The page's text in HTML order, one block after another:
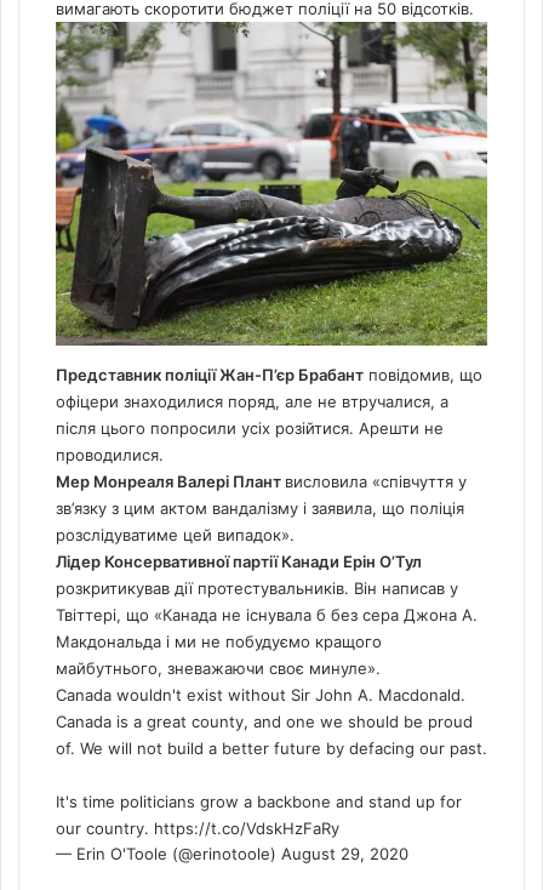
вимагають скоротити бюджет поліції на 50 відсотків.
Представник поліції Жан-П’єр Брабант повідомив, що
офіцери знаходилися поряд, але не втручалися, а
після цього попросили усіх розійтися. Арешти не
проводилися.
Мер Монреаля Валері Плант висловила «співчуття у
зв’язку з цим актом вандалізму і заявила, що поліція
розслідуватиме цей випадок».
Лідер Консервативної партії Канади Ерін О’Тул
розкритикував дії протестувальників. Він написав у
Твіттері, що «Канада не існувала б без сера Джона А.
Макдональда і ми не побудуємо кращого
майбутнього, зневажаючи своє минуле».
Canada wouldn't exist without Sir John A. Macdonald.
Canada is a great county, and one we should be proud
of. We will not build a better future by defacing our past.
It's time politicians grow a backbone and stand up for
our country. https://t.co/VdskHzFaRy
— Erin O'Toole (@erinotoole) August 29, 2020